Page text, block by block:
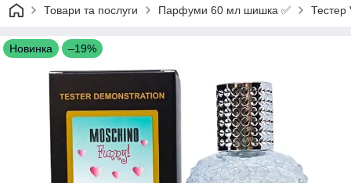
Товари та послуги Парфуми 60 мл шишка ✅ Тестер
Новинка –19%